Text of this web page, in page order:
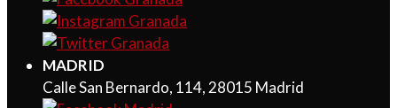
MADRID
Calle San Bernardo, 114, 28015 Madrid